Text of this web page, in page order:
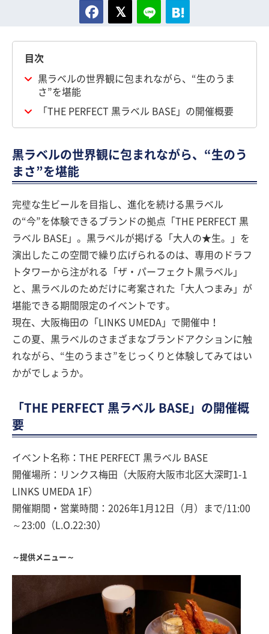
目次
黒ラベルの世界観に包まれながら、“生のうま
さ”を堪能
「THE PERFECT 黒ラベル BASE」の開催概要
黒ラベルの世界観に包まれながら、“生のう
まさ”を堪能
完璧な生ビールを目指し、進化を続ける黒ラベル
の“今”を体験できるブランドの拠点「THE PERFECT 黒
ラベル BASE」。黒ラベルが掲げる「大人の★生。」を
演出したこの空間で繰り広げられるのは、専用のドラフ
トタワーから注がれる「ザ・パーフェクト黒ラベル」
と、黒ラベルのためだけに考案された「大人つまみ」が
堪能できる期間限定のイベントです。
現在、大阪梅田の「LINKS UMEDA」で開催中！
この夏、黒ラベルのさまざまなブランドアクションに触
れながら、“生のうまさ”をじっくりと体験してみてはい
かがでしょうか。
「THE PERFECT 黒ラベル BASE」の開催概
要
イベント名称：THE PERFECT 黒ラベル BASE
開催場所：リンクス梅田（大阪府大阪市北区大深町1-1
LINKS UMEDA 1F）
開催期間・営業時間：2026年1月12日（月）まで/11:00
～23:00（L.O.22:30）
～提供メニュー～